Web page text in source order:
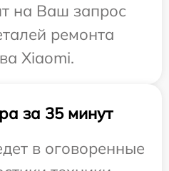
на Ваш запрос
ремонта
Xiaomi.
за 35 минут
в оговоренные